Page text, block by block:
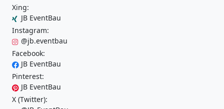
Xing:
JB EventBau
Instagram:
@jb.eventbau
Facebook:
JB EventBau
Pinterest:
JB EventBau
X (Twitter):